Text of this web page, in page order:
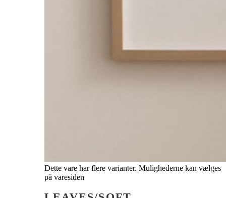
Dette vare har flere varianter. Mulighederne kan vælges
på varesiden